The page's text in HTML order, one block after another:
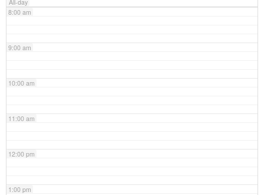
All-day
8:00 am
9:00 am
10:00 am
11:00 am
12:00 pm
1:00 pm